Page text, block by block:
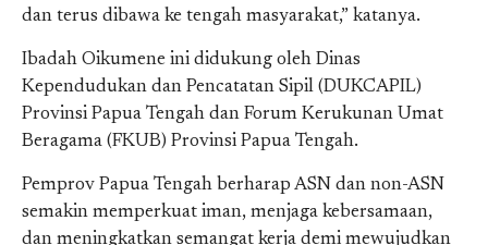
dan terus dibawa ke tengah masyarakat,” katanya.
Ibadah Oikumene ini didukung oleh Dinas
Kependudukan dan Pencatatan Sipil (DUKCAPIL)
Provinsi Papua Tengah dan Forum Kerukunan Umat
Beragama (FKUB) Provinsi Papua Tengah.
Pemprov Papua Tengah berharap ASN dan non-ASN
semakin memperkuat iman, menjaga kebersamaan,
dan meningkatkan semangat kerja demi mewujudkan